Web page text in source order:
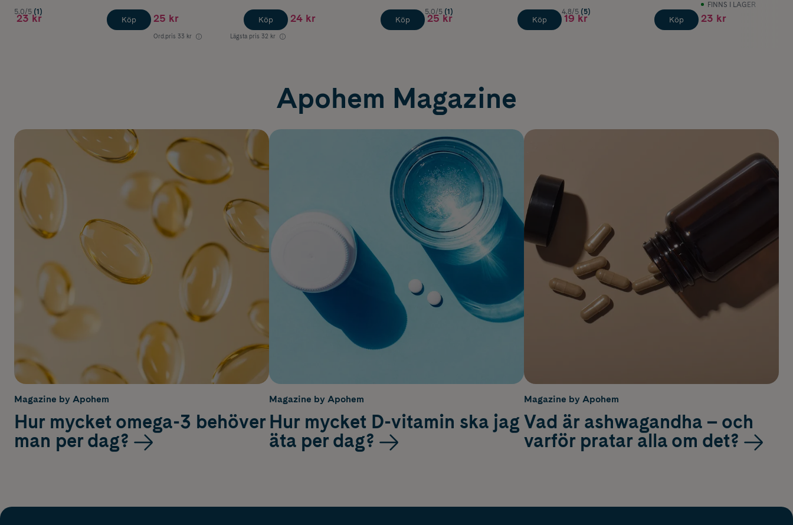
5.0/5 (1)
23 kr Köp 25 kr
Ord.pris 33 kr Lägsta pris 32 kr
Köp 24 kr Köp
5.0/5 (1)
25 kr Köp
4.8/5 (5)
19 kr Köp
FINNS I LAGER
23 kr
Apohem Magazine
Magazine by Apohem
Hur mycket omega-3 behöver
man per dag?
Magazine by Apohem
Hur mycket D-vitamin ska jag
äta per dag?
Magazine by Apohem
Vad är ashwagandha – och
varför pratar alla om det?